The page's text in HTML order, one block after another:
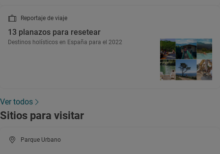
Reportaje de viaje
13 planazos para resetear
Destinos holísticos en España para el 2022
Ver todos
Sitios para visitar
Parque Urbano